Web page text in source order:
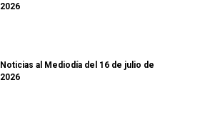
2026
Noticias al Mediodía del 16 de julio de
2026